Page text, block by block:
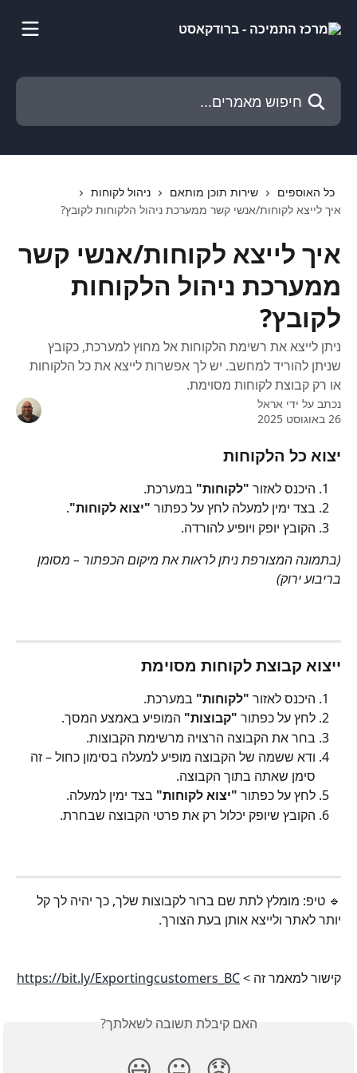
חיפוש מאמרים...
כל האוספים שירות תוכן מותאם
ניהול לקוחות
איך לייצא לקוחות/אנשי קשר ממערכת ניהול הלקוחות לקובץ?
איך לייצא לקוחות/אנשי קשר
ממערכת ניהול הלקוחות
לקובץ?
ניתן לייצא את רשימת הלקוחות אל מחוץ למערכת, כקובץ
שניתן להוריד למחשב. יש לך אפשרות לייצא את כל הלקוחות
או רק קבוצת לקוחות מסוימת.
נכתב על ידי אראל
26 באוגוסט 2025
יצוא כל הלקוחות
היכנס לאזור "לקוחות" במערכת.
בצד ימין למעלה לחץ על כפתור "יצוא לקוחות".
הקובץ יופק ויופיע להורדה.
(בתמונה המצורפת ניתן לראות את מיקום הכפתור – מסומן
בריבוע ירוק)
ייצוא קבוצת לקוחות מסוימת
היכנס לאזור "לקוחות" במערכת.
לחץ על כפתור "קבוצות" המופיע באמצע המסך.
בחר את הקבוצה הרצויה מרשימת הקבוצות.
ודא ששמה של הקבוצה מופיע למעלה בסימון כחול – זה
סימן שאתה בתוך הקבוצה.
לחץ על כפתור "יצוא לקוחות" בצד ימין למעלה.
הקובץ שיופק יכלול רק את פרטי הקבוצה שבחרת.
🔹 טיפ: מומלץ לתת שם ברור לקבוצות שלך, כך יהיה לך קל
יותר לאתר ולייצא אותן בעת הצורך.
קישור למאמר זה > https://bit.ly/Exportingcustomers_BC
האם קיבלת תשובה לשאלתך?